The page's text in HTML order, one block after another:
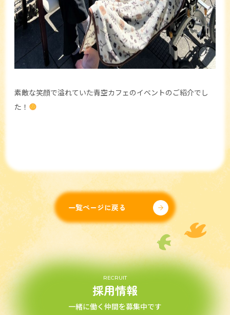
素敵な笑顔で溢れていた青空カフェのイベントのご紹介でし
た！
一覧ページに戻る
RECRUIT
採用情報
一緒に働く仲間を募集中です